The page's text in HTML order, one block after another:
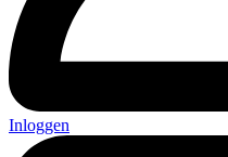
Inloggen